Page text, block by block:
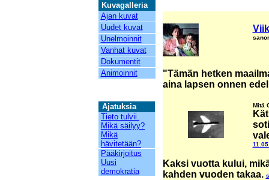
Kuvagalleria
Ajan kuvat
Uudet kuvat
Unelmoinnit
Vanhat kuvat
Dokumentit
Animoinnit
Ajatu ksia
Tieto tulvii.
Mikä säilyy?
Mikä
hävitetään?
Pääkirjoitus
Uusi
demokratia
"Tämän hetken
aina lapsen onnen
Mitä
Kaksi vuotta kului,
kahden vuoden takaa.